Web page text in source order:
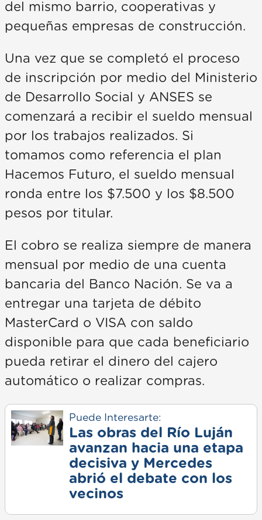
del mismo barrio, cooperativas y
pequeñas empresas de construcción.
Una vez que se completó el proceso
de inscripción por medio del Ministerio
de Desarrollo Social y ANSES se
comenzará a recibir el sueldo mensual
por los trabajos realizados. Si
tomamos como referencia el plan
Hacemos Futuro, el sueldo mensual
ronda entre los $7.500 y los $8.500
pesos por titular.
El cobro se realiza siempre de manera
mensual por medio de una cuenta
bancaria del Banco Nación. Se va a
entregar una tarjeta de débito
MasterCard o VISA con saldo
disponible para que cada beneficiario
pueda retirar el dinero del cajero
automático o realizar compras.
Puede Interesarte:
Las obras del Río Luján
avanzan hacia una etapa
decisiva y Mercedes
abrió el debate con los
vecinos